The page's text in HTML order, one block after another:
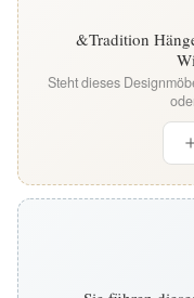
&Tradition
Steht dieses